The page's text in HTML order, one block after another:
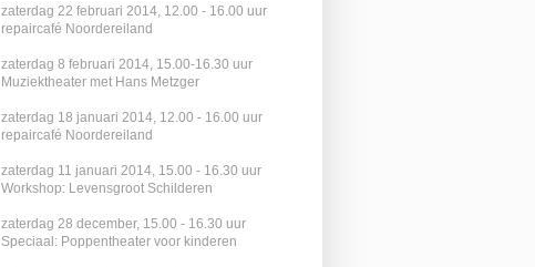
zaterdag 22 februari 2014, 12.00 - 16.00 uur
repaircafé Noordereiland
zaterdag 8 februari 2014, 15.00-16.30 uur
Muziektheater met Hans Metzger
zaterdag 18 januari 2014, 12.00 - 16.00 uur
repaircafé Noordereiland
zaterdag 11 januari 2014, 15.00 - 16.30 uur
Workshop: Levensgroot Schilderen
zaterdag 28 december, 15.00 - 16.30 uur
Speciaal: Poppentheater voor kinderen